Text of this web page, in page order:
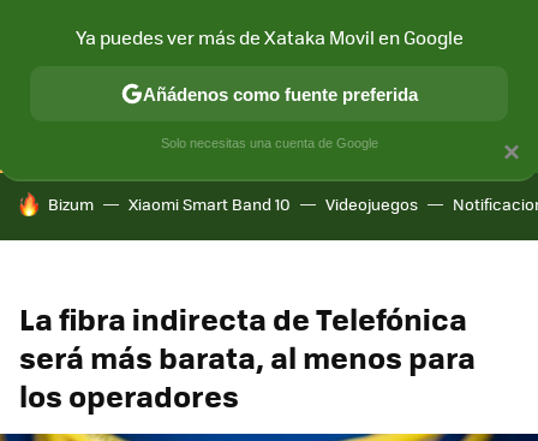
CONECTIVIDAD MÓVIL Y SOCIEDAD APLICACIONES
HOY SE HABLA DE
Bizum Xiaomi Smart Band 10 Videojuegos
La fibra indirecta de Telefónica
será más barata, al menos para
los operadores
×
Ya puedes ver más de Xataka Movil en Google
Añádenos como fuente preferida
Solo necesitas una cuenta de Google